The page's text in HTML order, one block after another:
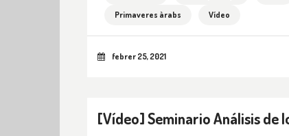
Primaveres àrabs
Vídeo
febrer 25, 2021
[Vídeo] Seminario Análisis de